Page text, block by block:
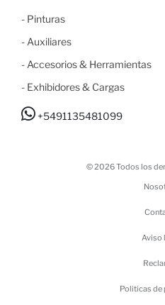
- Pinturas
- Auxiliares
- Accesorios & Herramientas
- Exhibidores & Cargas
+5491135481099
© 2026 Todos los
Aviso
Politicas de